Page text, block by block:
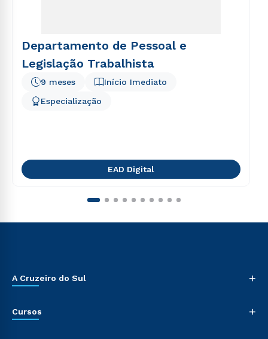
Departamento de Pessoal e
Legislação Trabalhista
Início Imediato
9 meses
Especialização
EAD Digital
A Cruzeiro do Sul +
Cursos +